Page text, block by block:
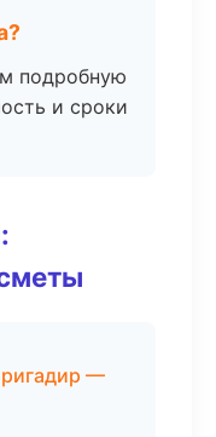
подробную
и сроки
—